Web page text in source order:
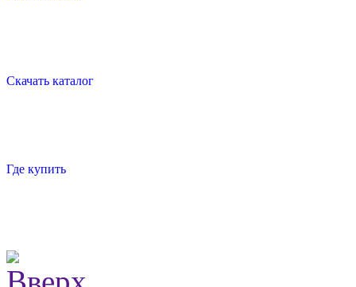
Скачать каталог
Где купить